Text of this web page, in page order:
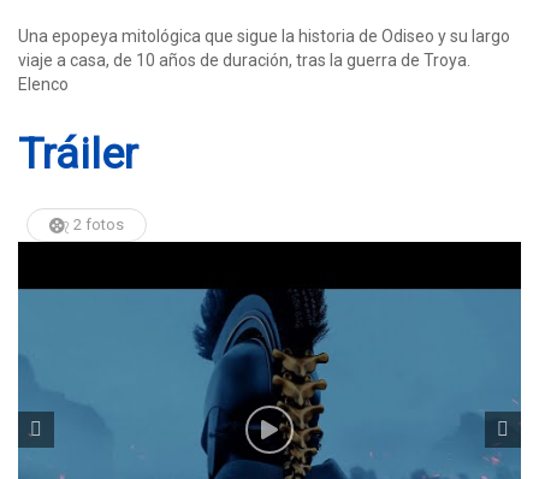
Una epopeya mitológica que sigue la historia de Odiseo y su largo
viaje a casa, de 10 años de duración, tras la guerra de Troya.
Elenco
Tráiler
2 fotos